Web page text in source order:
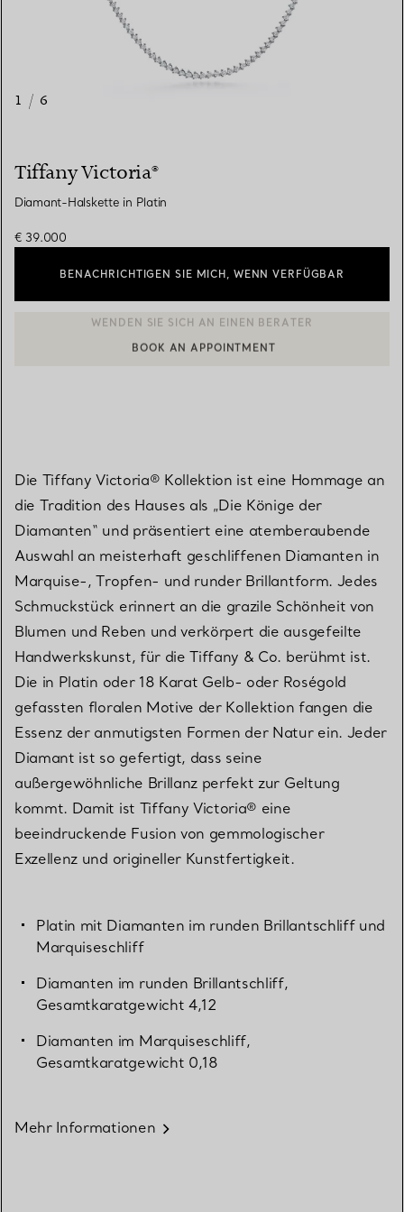
1 / 6
Tiffany Victoria®
Diamant-Halskette in Platin
€ 39.000
BENACHRICHTIGEN SIE MICH, WENN VERFÜGBAR
EINEN KUNDENBERATER KONTAKTIEREN ODER EINEN
Die Tiffany Victoria® Kollektion ist eine Hommage an
die Tradition des Hauses als „Die Könige der
Diamanten“ und präsentiert eine atemberaubende
Auswahl an meisterhaft geschliffenen Diamanten in
Marquise-, Tropfen- und runder Brillantform. Jedes
Schmuckstück erinnert an die grazile Schönheit von
Blumen und Reben und verkörpert die ausgefeilte
Handwerkskunst, für die Tiffany & Co. berühmt ist.
Die in Platin oder 18 Karat Gelb- oder Roségold
gefassten floralen Motive der Kollektion fangen die
Essenz der anmutigsten Formen der Natur ein. Jeder
Diamant ist so gefertigt, dass seine
außergewöhnliche Brillanz perfekt zur Geltung
kommt. Damit ist Tiffany Victoria® eine
beeindruckende Fusion von gemmologischer
Exzellenz und origineller Kunstfertigkeit.
Platin mit Diamanten im runden Brillantschliff und
Marquiseschliff
Diamanten im runden Brillantschliff,
Gesamtkaratgewicht 4,12
Diamanten im Marquiseschliff,
Gesamtkaratgewicht 0,18
Mehr Informationen